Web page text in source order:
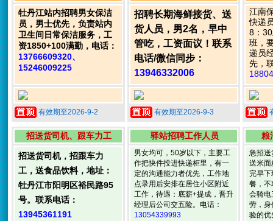
牡丹江站内招聘男女保洁
员，男士优先，负责站内
卫生间日常保洁服务，工
资1850+100满勤，电话：
13766609320、
15246009225
有效期至2026-9-2
招聘长期海鲜接货、送
货人员，男2名，早中
管吃，工资面议！联系
电话/微信同步：
13946332006
有效期至2026-9-3
江南
快递
8：
班，
递员
先，
招送货司机、跟车力工
招送货司机，招跟车力
工，送食品饮料，地址：
牡丹江市阳明区裕民路95
号。联系电话：
13945361191
驿站招聘工作人员
男女均可，50岁以下，主要工
作把快件投进快递柜里，有一
定的沟通能力者优先，工作地
点录用后安排在居住小区附近
工作，待遇：底薪+提成，晋升
经理后公司交五险。电话：
13054339993
粮
急招送
送米面
完早
餐，不
会骑电
劳，身
验的优